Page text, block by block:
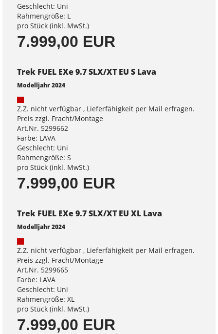
Geschlecht: Uni
Rahmengröße: L
pro Stück (inkl. MwSt.)
7.999,00 EUR
Trek FUEL EXe 9.7 SLX/XT EU S Lava
Modelljahr 2024
Z.Z. nicht verfügbar , Lieferfähigkeit per Mail erfragen.
Preis zzgl. Fracht/Montage
Art.Nr. 5299662
Farbe: LAVA
Geschlecht: Uni
Rahmengröße: S
pro Stück (inkl. MwSt.)
7.999,00 EUR
Trek FUEL EXe 9.7 SLX/XT EU XL Lava
Modelljahr 2024
Z.Z. nicht verfügbar , Lieferfähigkeit per Mail erfragen.
Preis zzgl. Fracht/Montage
Art.Nr. 5299665
Farbe: LAVA
Geschlecht: Uni
Rahmengröße: XL
pro Stück (inkl. MwSt.)
7.999,00 EUR